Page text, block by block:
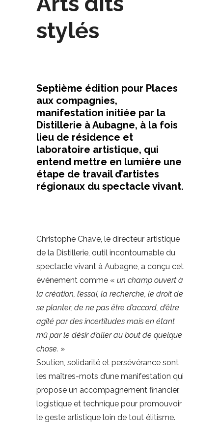
stylés
Septième édition pour Places
aux compagnies,
manifestation initiée par la
Distillerie à Aubagne, à la fois
lieu de résidence et
laboratoire artistique, qui
entend mettre en lumière une
étape de travail d’artistes
régionaux du spectacle vivant.
Christophe Chave, le directeur artistique
de la Distillerie, outil incontournable du
spectacle vivant à Aubagne, a conçu cet
événement comme « un champ ouvert à
la création, l’essai, la recherche, le droit de
se planter, de ne pas être d’accord, d’être
agité par des incertitudes mais en étant
mû par le désir d’aller au bout de quelque
chose. »
Soutien, solidarité et persévérance sont
les maîtres-mots d’une manifestation qui
propose un accompagnement financier,
logistique et technique pour promouvoir
le geste artistique loin de tout élitisme.